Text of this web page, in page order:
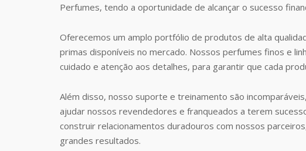
Perfumes, tendo a oportunidade de alcançar o sucesso
Oferecemos um amplo portfólio de produtos de alta
primas disponíveis no mercado. Nossos perfumes finos e
cuidado e atenção aos detalhes, para garantir que cada
Além disso, nosso suporte e treinamento são
ajudar nossos revendedores e franqueados a terem
construir relacionamentos duradouros com nossos
grandes resultados.